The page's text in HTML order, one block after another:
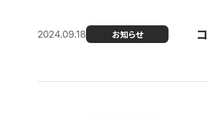
2024.09.18 お知らせ